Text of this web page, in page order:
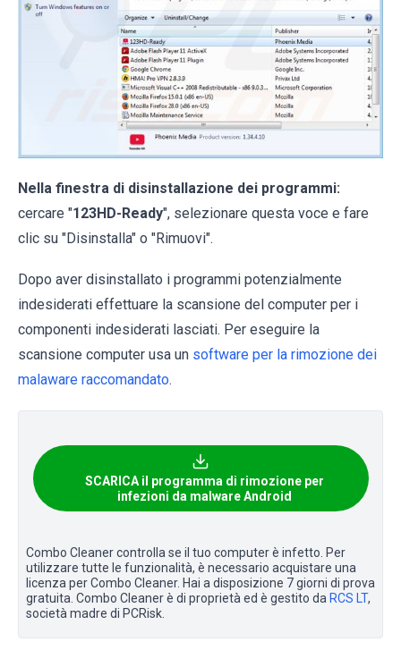
Nella finestra di disinstallazione dei programmi:
cercare "123HD-Ready", selezionare questa voce e fare
clic su "Disinstalla" o "Rimuovi".
Dopo aver disinstallato i programmi potenzialmente
indesiderati effettuare la scansione del computer per i
componenti indesiderati lasciati. Per eseguire la
scansione computer usa un software per la rimozione dei
malaware raccomandato.
SCARICA il programma di rimozione per
infezioni da malware Android
Combo Cleaner controlla se il tuo computer è infetto. Per
utilizzare tutte le funzionalità, è necessario acquistare una
licenza per Combo Cleaner. Hai a disposizione 7 giorni di prova
gratuita. Combo Cleaner è di proprietà ed è gestito da RCS LT,
società madre di PCRisk.